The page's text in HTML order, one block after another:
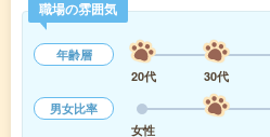
職場の雰囲気
年齢層
20代
30代
男女比率
女性